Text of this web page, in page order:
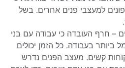
למעצבי פנים אחרים. בשל
– חרף העובדה כי עבודה עם בני
בעבודה. כל הזמן יכולים
קשים. מעצב הפנים נדרש